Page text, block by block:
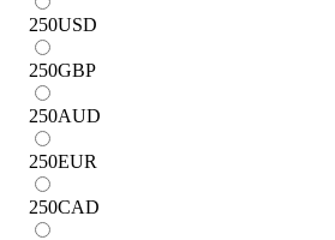
250USD
250GBP
250AUD
250EUR
250CAD